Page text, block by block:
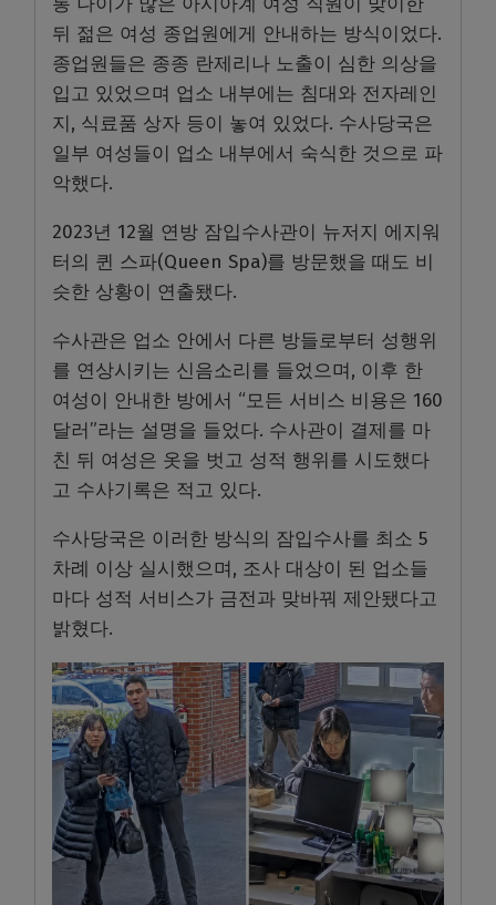
뒤 젊은 여성 종업원에게 안내하는 방식이었다.
종업원들은 종종 란제리나 노출이 심한 의상을
입고 있었으며 업소 내부에는 침대와 전자레인
지, 식료품 상자 등이 놓여 있었다. 수사당국은
일부 여성들이 업소 내부에서 숙식한 것으로 파
악했다.
2023년 12월 연방 잠입수사관이 뉴저지 에지워
터의 퀸 스파(Queen Spa)를 방문했을 때도 비
슷한 상황이 연출됐다.
수사관은 업소 안에서 다른 방들로부터 성행위
를 연상시키는 신음소리를 들었으며, 이후 한
여성이 안내한 방에서 “모든 서비스 비용은 160
달러”라는 설명을 들었다. 수사관이 결제를 마
친 뒤 여성은 옷을 벗고 성적 행위를 시도했다
고 수사기록은 적고 있다.
수사당국은 이러한 방식의 잠입수사를 최소 5
차례 이상 실시했으며, 조사 대상이 된 업소들
마다 성적 서비스가 금전과 맞바꿔 제안됐다고
밝혔다.